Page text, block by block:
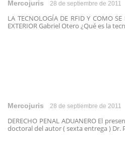
Mercojuris 28 de septiembre de 2011
LA TECNOLOGÍA DE RFID Y COMO
EXTERIOR Gabriel Otero ¿Qué es la
Mercojuris 28 de septiembre de 2011
DERECHO PENAL ADUANERO El
doctoral del autor ( sexta entrega ) Dr.